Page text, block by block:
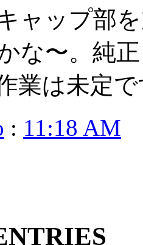
ャップ部
な〜。
業は未定で
: 11:18 AM